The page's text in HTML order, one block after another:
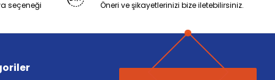
seçeneği Öneri ve şikayetlerinizi bize iletebilirsiniz.